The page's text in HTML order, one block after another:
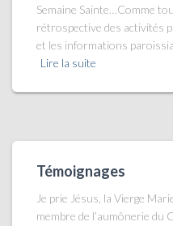
Semaine Sainte…Comme
rétrospective des activités
et les informations
Lire la suite
Témoignages
Je prie Jésus, la Vierge
membre de l’aumônerie du